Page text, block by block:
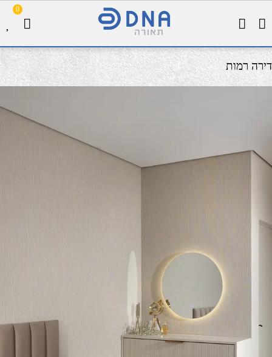
0
דירה רמות